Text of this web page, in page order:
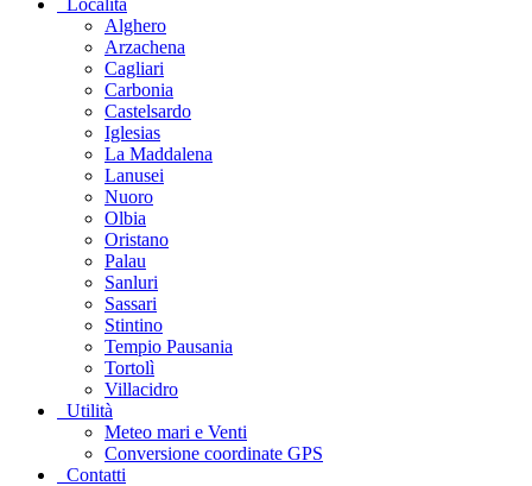
Località
Alghero
Arzachena
Cagliari
Carbonia
Castelsardo
Iglesias
La Maddalena
Lanusei
Nuoro
Olbia
Oristano
Palau
Sanluri
Sassari
Stintino
Tempio Pausania
Tortolì
Villacidro
Utilità
Meteo mari e Venti
Conversione coordinate GPS
Contatti